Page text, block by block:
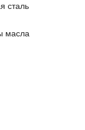
сталь
масла